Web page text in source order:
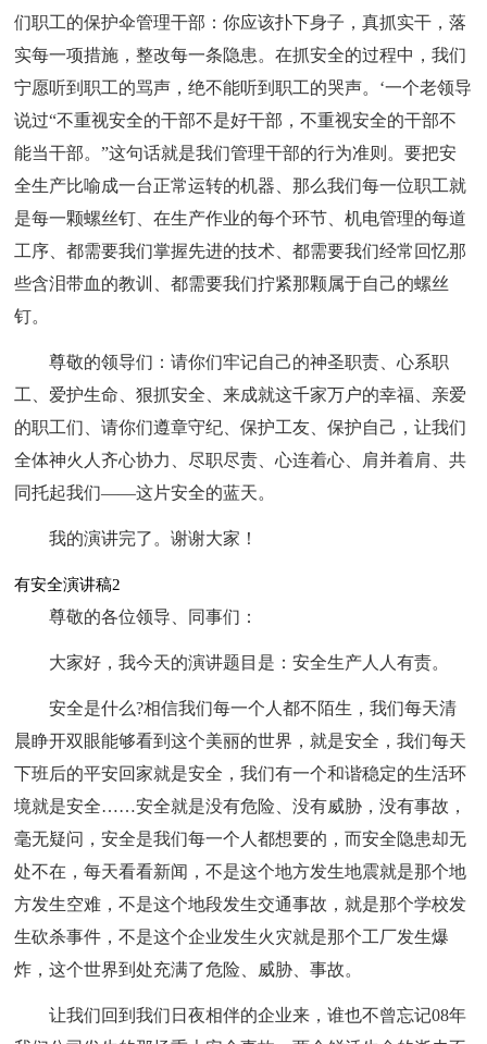
们职工的保护伞管理干部：你应该扑下身子，真抓实干，落
实每一项措施，整改每一条隐患。在抓安全的过程中，我们
宁愿听到职工的骂声，绝不能听到职工的哭声。‘一个老领导
说过“不重视安全的干部不是好干部，不重视安全的干部不
能当干部。”这句话就是我们管理干部的行为准则。要把安
全生产比喻成一台正常运转的机器、那么我们每一位职工就
是每一颗螺丝钉、在生产作业的每个环节、机电管理的每道
工序、都需要我们掌握先进的技术、都需要我们经常回忆那
些含泪带血的教训、都需要我们拧紧那颗属于自己的螺丝
钉。
尊敬的领导们：请你们牢记自己的神圣职责、心系职
工、爱护生命、狠抓安全、来成就这千家万户的幸福、亲爱
的职工们、请你们遵章守纪、保护工友、保护自己，让我们
全体神火人齐心协力、尽职尽责、心连着心、肩并着肩、共
同托起我们——这片安全的蓝天。
我的演讲完了。谢谢大家！
有安全演讲稿2
尊敬的各位领导、同事们：
大家好，我今天的演讲题目是：安全生产人人有责。
安全是什么?相信我们每一个人都不陌生，我们每天清
晨睁开双眼能够看到这个美丽的世界，就是安全，我们每天
下班后的平安回家就是安全，我们有一个和谐稳定的生活环
境就是安全……安全就是没有危险、没有威胁，没有事故，
毫无疑问，安全是我们每一个人都想要的，而安全隐患却无
处不在，每天看看新闻，不是这个地方发生地震就是那个地
方发生空难，不是这个地段发生交通事故，就是那个学校发
生砍杀事件，不是这个企业发生火灾就是那个工厂发生爆
炸，这个世界到处充满了危险、威胁、事故。
让我们回到我们日夜相伴的企业来，谁也不曾忘记08年